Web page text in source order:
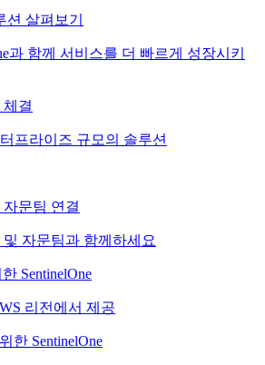
션 살펴보기
과 함께 서비스를 더 빠르게 성장시키
체결
프라이즈 규모의 솔루션
문팀 연결
및 자문팀과 함께하세요
SentinelOne
리전에서 제공
한 SentinelOne